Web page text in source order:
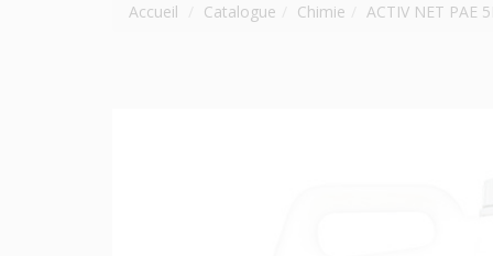
Accueil Catalogue Chimie ACTIV NET PAE